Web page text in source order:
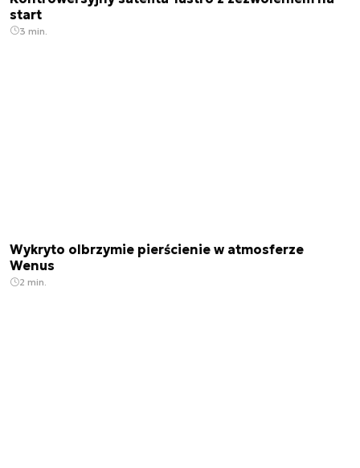
start
3 min.
Wykryto olbrzymie pierścienie w atmosferze
Wenus
2 min.